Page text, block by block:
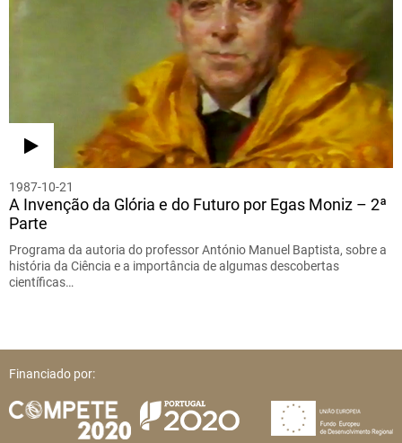
1987-10-21
A Invenção da Glória e do Futuro por Egas Moniz – 2ª
Parte
Programa da autoria do professor António Manuel Baptista, sobre a
história da Ciência e a importância de algumas descobertas
científicas…
Financiado por: